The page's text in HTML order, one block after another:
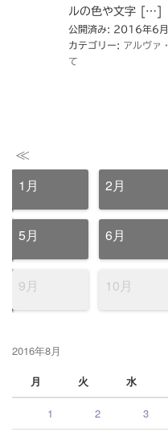
ルの色や文字 […]
公開済み: 2016年6
カテゴリー: アルヴァ
て
≪
1月 2月
5月 6月
9月 10月
2016年8月
月
火 水
1 2 3